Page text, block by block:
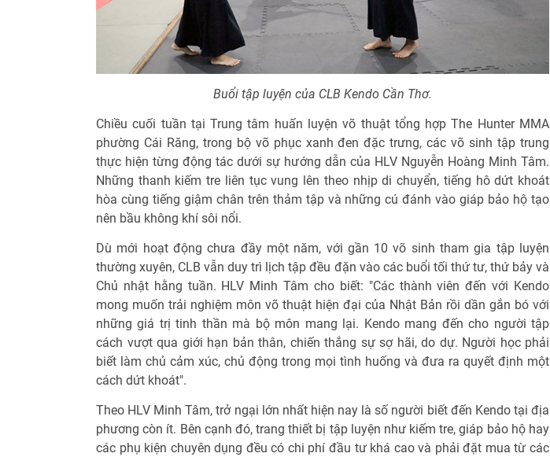
Buổi tập luyện của CLB Kendo Cần Thơ.
Chiều cuối tuần tại Trung tâm huấn luyện võ thuật tổng hợp The Hunter MMA
phường Cái Răng, trong bộ võ phục xanh đen đặc trưng, các võ sinh tập trung
thực hiện từng động tác dưới sự hướng dẫn của HLV Nguyễn Hoàng Minh Tâm.
Những thanh kiếm tre liên tục vung lên theo nhịp di chuyển, tiếng hô dứt khoát
hòa cùng tiếng giậm chân trên thảm tập và những cú đánh vào giáp bảo hộ tạo
nên bầu không khí sôi nổi.
Dù mới hoạt động chưa đầy một năm, với gần 10 võ sinh tham gia tập luyện
thường xuyên, CLB vẫn duy trì lịch tập đều đặn vào các buổi tối thứ tư, thứ bảy và
Chủ nhật hằng tuần. HLV Minh Tâm cho biết: "Các thành viên đến với Kendo
mong muốn trải nghiệm môn võ thuật hiện đại của Nhật Bản rồi dần gắn bó với
những giá trị tinh thần mà bộ môn mang lại. Kendo mang đến cho người tập
cách vượt qua giới hạn bản thân, chiến thắng sự sợ hãi, do dự. Người học phải
biết làm chủ cảm xúc, chủ động trong mọi tình huống và đưa ra quyết định một
cách dứt khoát".
Theo HLV Minh Tâm, trở ngại lớn nhất hiện nay là số người biết đến Kendo tại địa
phương còn ít. Bên cạnh đó, trang thiết bị tập luyện như kiếm tre, giáp bảo hộ hay
các phụ kiện chuyên dụng đều có chi phí đầu tư khá cao và phải đặt mua từ các